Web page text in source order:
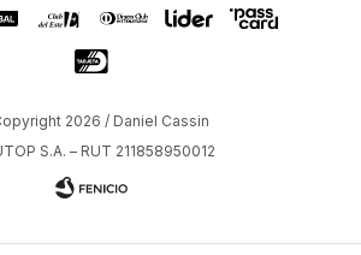
2026 / Daniel Cassin
S.A. – RUT 211858950012